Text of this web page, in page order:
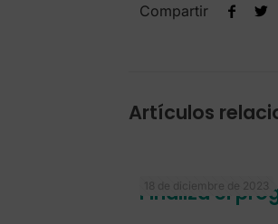
Compartir
Artículos
18 de diciembre de 2023
Finaliza el